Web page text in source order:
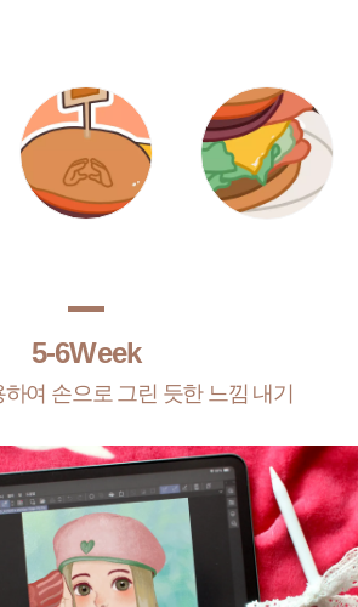
5-6Week
여 손으로 그린 듯한 느낌 내기